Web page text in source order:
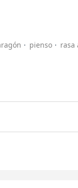
pienso rasa